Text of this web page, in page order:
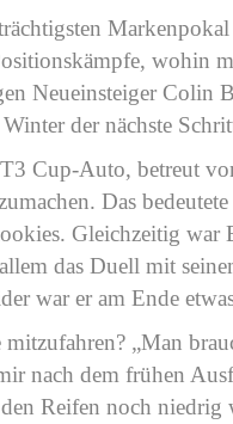
wohin
Neueinsteiger Colin
der nächste
Cup-Auto, betreut
Das
Gleichzeitig war
das Duell mit
war er am Ende
„Man
nach dem frühen
Reifen noch